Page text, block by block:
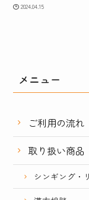
2024.04.15
メニュー
ご利用の流れ
取り扱い商品
シンギング・